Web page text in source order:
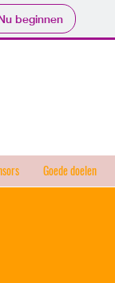
beginnen
Goede doelen